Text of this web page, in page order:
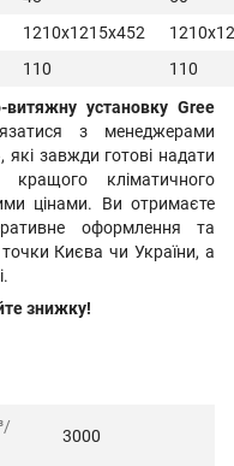
1210х1215х452
110
110
витяжну установку Gree
з менеджерами
завжди готові надати
кліматичного
цінами. Ви отримаєте
оформлення та
Києва чи України, а
знижку!
3000